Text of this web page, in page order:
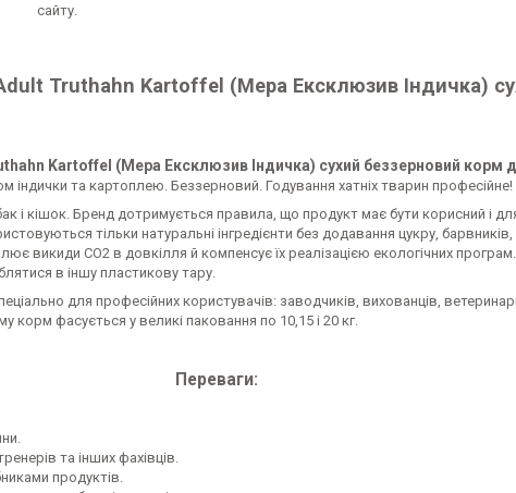
сайту.
Truthahn Kartoffel (Мера Ексклюзив Індичка)
Kartoffel (Мера Ексклюзив Індичка) сухий беззерновий корм
індички та картоплею. Беззерновий. Годування хатніх тварин професійне!
і кішок. Бренд дотримується правила, що продукт має бути корисний і
тільки натуральні інгредієнти без додавання цукру, барвників,
викиди CO2 в довкілля й компенсує їх реалізацією екологічних
в іншу пластикову тару.
для професійних користувачів: заводчиків, вихованців,
корм фасується у великі паковання по 10,15 і 20 кг.
Переваги:
та інших фахівців.
продуктів.